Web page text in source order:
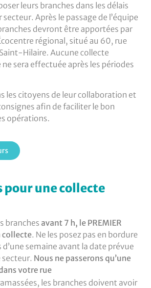
leurs branches dans les délais
Après le passage de l’équipe
devront être apportées par
régional, situé au 60, rue
Hilaire. Aucune collecte
sera effectuée après les périodes
les citoyens de leur collaboration et
afin de faciliter le bon
opérations.
pour une collecte
branchesavant 7 h, le PREMIER
collecte. Ne les posez pas en bordure
d’une semaine avant la date prévue
Nous ne passerons qu’une
votre rue
les branches doivent avoir